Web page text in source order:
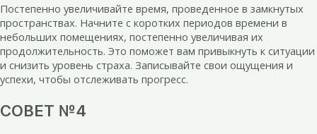
Постепенно увеличивайте время, проведенное в замкнутых
пространствах. Начните с коротких периодов времени в
небольших помещениях, постепенно увеличивая их
продолжительность. Это поможет вам привыкнуть к ситуации
и снизить уровень страха. Записывайте свои ощущения и
успехи, чтобы отслеживать прогресс.
СОВЕТ №4